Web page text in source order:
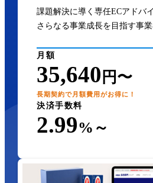
課題解決に導く専任ECアドバ
さらなる事業成長を目指す事
月額
35,640 円〜
長期契約で月額費用がお得に！
決済手数料
2.99%～